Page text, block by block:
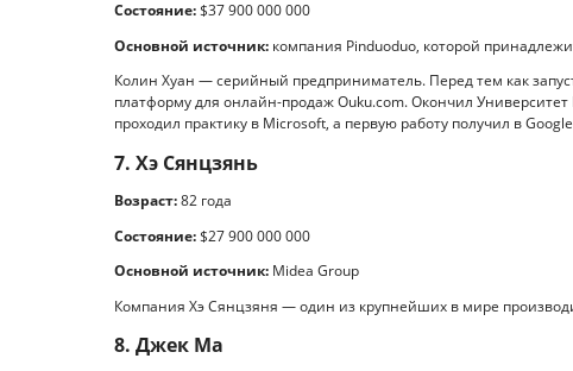
Состояние:$37 900 000 000
Основной источник: компания Pinduoduo, которой
Колин Хуан — серийный предприниматель. Перед тем как
платформу для онлайн-продаж Ouku.com. Окончил
проходил практику в Microsoft, а первую работу получил в
7. Хэ Сянцзянь
Возраст:82 года
Состояние:$27 900 000 000
Основной источник: Midea Group
Компания Хэ Сянцзяня — один из крупнейших в мире
8. Джек Ма